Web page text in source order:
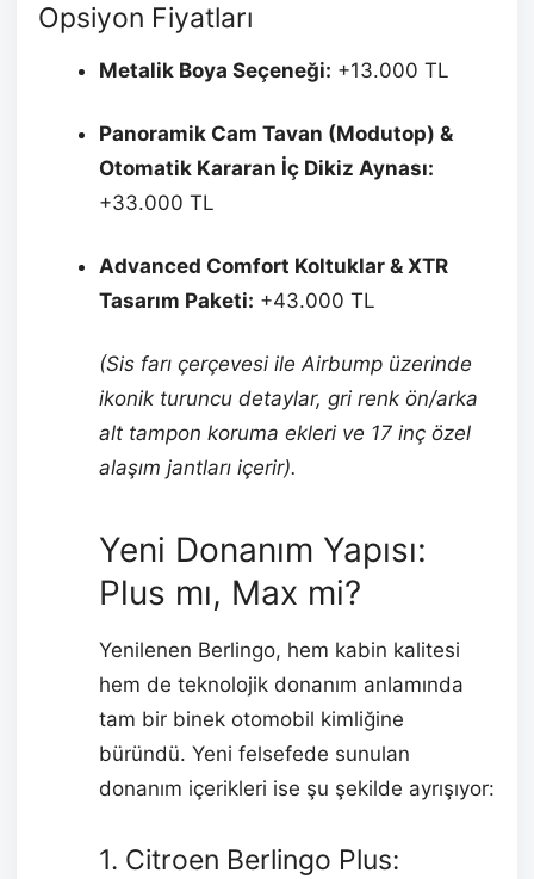
Opsiyon Fiyatları
Metalik Boya Seçeneği: +13.000 TL
Panoramik Cam Tavan (Modutop) &
Otomatik Kararan İç Dikiz Aynası:
+33.000 TL
Advanced Comfort Koltuklar & XTR
Tasarım Paketi: +43.000 TL
(Sis farı çerçevesi ile Airbump üzerinde
ikonik turuncu detaylar, gri renk ön/arka
alt tampon koruma ekleri ve 17 inç özel
alaşım jantları içerir).
Yeni Donanım Yapısı:
Plus mı, Max mi?
Yenilenen Berlingo, hem kabin kalitesi
hem de teknolojik donanım anlamında
tam bir binek otomobil kimliğine
büründü. Yeni felsefede sunulan
donanım içerikleri ise şu şekilde ayrışıyor:
1. Citroen Berlingo Plus: